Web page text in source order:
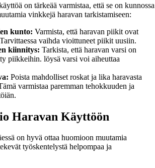
on tärkeää varmistaa, että se on kunnossa
vinkkejä haravan tarkistamiseen:
kunto: Varmista, että haravan piikit ovat
vaihda vioittuneet piikit uusiin.
kiinnitys: Tarkista, että haravan varsi on
piikkeihin. löysä varsi voi aiheuttaa
Poista mahdolliset roskat ja lika haravasta
varmistaa paremman tehokkuuden ja
Haravan Käyttöön
on hyvä ottaa huomioon muutamia
työskentelystä helpompaa ja